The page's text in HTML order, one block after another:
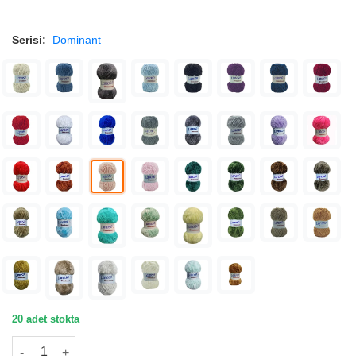
Serisi: Dominant
20 adet stokta
Lanoso Dominant Açık Pembe El Örgü İpliği 932 adet